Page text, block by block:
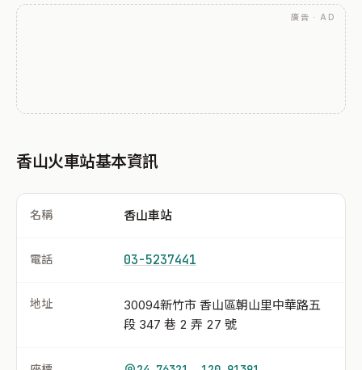
廣告 · AD
香山火車站基本資訊
名稱 香山車站
電話 03-5237441
地址
30094新竹市 香山區朝山里中華路五
段 347 巷 2 弄 27 號